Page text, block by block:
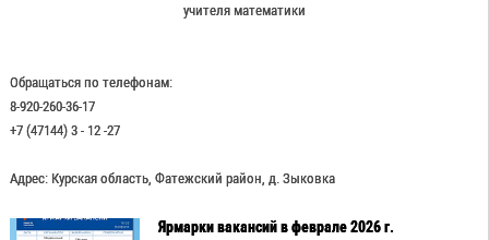
учителя математики
Обращаться по телефонам:
8-920-260-36-17
+7 (47144) 3 - 12 -27
Адрес: Курская область, Фатежский район, д. Зыковка
Ярмарки вакансий в феврале 2026 г.